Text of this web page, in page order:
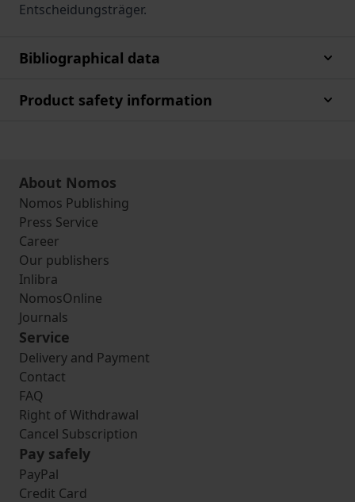
Entscheidungsträger.
Bibliographical data
Product safety information
About Nomos
Nomos Publishing
Press Service
Career
Our publishers
Inlibra
NomosOnline
Journals
Service
Delivery and Payment
Contact
FAQ
Right of Withdrawal
Cancel Subscription
Pay safely
PayPal
Credit Card